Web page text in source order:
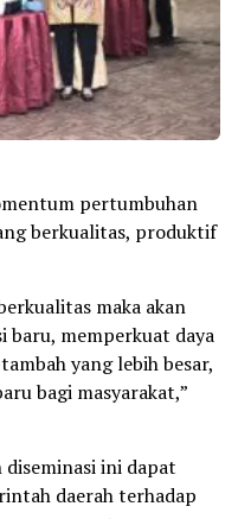
pertumbuhan
berkualitas, produktif
maka akan
baru, memperkuat daya
yang lebih besar,
bagi masyarakat,”
ini dapat
daerah terhadap